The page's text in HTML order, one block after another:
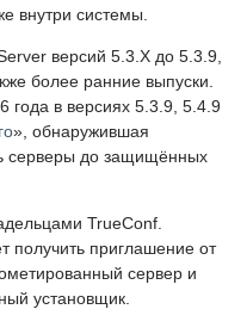
внутри системы.
версий 5.3.X до 5.3.9,
более ранние выпуски.
года в версиях 5.3.9, 5.4.9
», обнаружившая
серверы до защищённых
TrueConf.
получить приглашение от
сервер и
установщик.